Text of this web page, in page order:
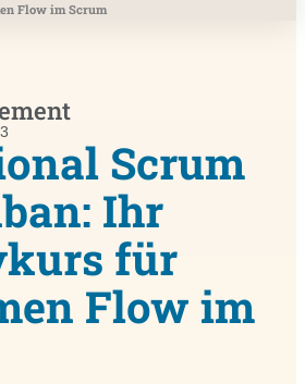
Flow im Scrum
Scrum
Ihr
für
Flow im